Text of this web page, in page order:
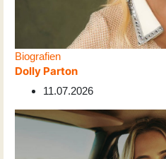
Biografien
Dolly Parton
11.07.2026